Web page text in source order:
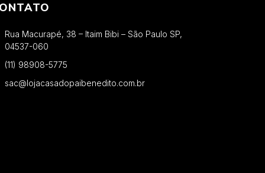
Rua Macurapé, 38 – Itaim Bibi – São Paulo SP,
04537-060
(11) 98908-5775
sac@lojacasadopaibenedito.com.br